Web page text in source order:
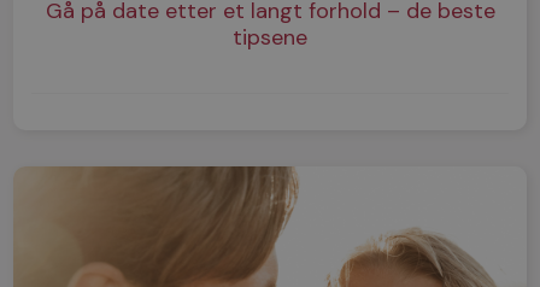
Gå på date etter et langt forhold – de beste
tipsene